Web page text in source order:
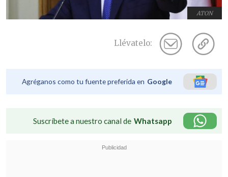
ATON
Llévatelo:
Agréganos como tu fuente preferida en Google
Suscríbete a nuestro canal de Whatsapp